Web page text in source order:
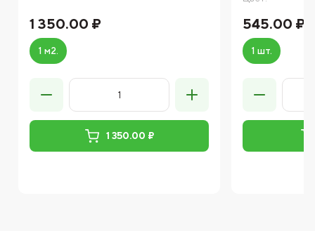
1 350.00 ₽
1 м2.
1 350.00 ₽
545.00 ₽
1 шт.